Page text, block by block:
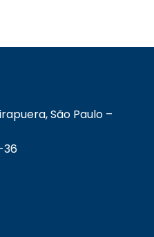
São Paulo –
36